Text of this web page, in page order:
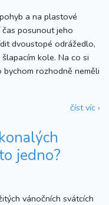
a na plastové
posunout jeho
dvoustopé odrážedlo,
kole. Na co si
rozhodně neměli
číst víc ›
jedno?
vánočních svátcích